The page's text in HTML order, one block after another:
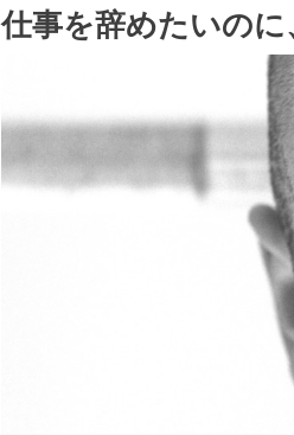
仕事を辞めたいのに